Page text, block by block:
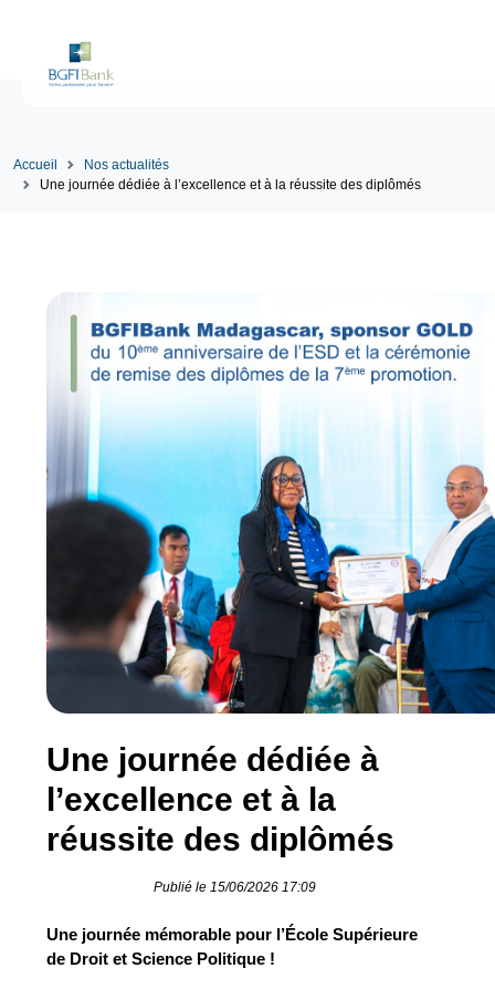
Accueil
Nos actualités
Une journée dédiée à l’excellence et à la réussite des diplômés
Une journée dédiée à
l’excellence et à la
réussite des diplômés
Publié le 15/06/2026 17:09
Une journée mémorable pour l’École Supérieure
de Droit et Science Politique !